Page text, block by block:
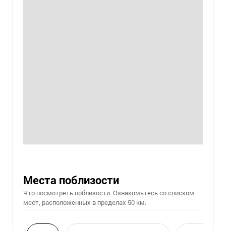
Места поблизости
Что посмотреть поблизости. Ознакомьтесь со списком
мест, расположенных в пределах 50 км.